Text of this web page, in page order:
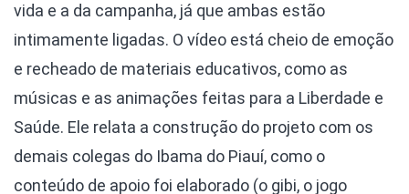
vida e a da campanha, já que ambas estão
intimamente ligadas. O vídeo está cheio de emoção
e recheado de materiais educativos, como as
músicas e as animações feitas para a Liberdade e
Saúde. Ele relata a construção do projeto com os
demais colegas do Ibama do Piauí, como o
conteúdo de apoio foi elaborado (o gibi, o jogo